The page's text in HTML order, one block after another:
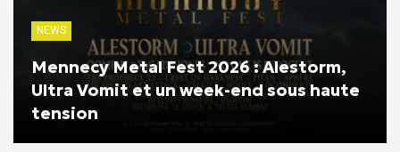
NEWS
Mennecy Metal Fest 2026 : Alestorm,
Ultra Vomit et un week-end sous haute
tension